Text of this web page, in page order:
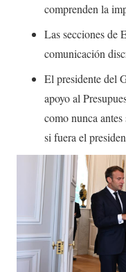
comprenden la
Las secciones de
comunicación
El presidente del
apoyo al
como nunca
si fuera el